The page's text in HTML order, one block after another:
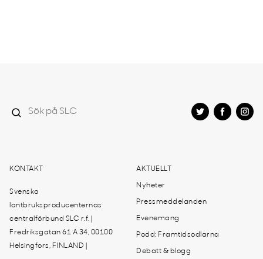
KONTAKT
Svenska
lantbruksproducenternas
centralförbund SLC r.f. |
Fredriksgatan 61 A 34, 00100
Helsingfors, FINLAND |
AKTUELLT
Nyheter
Pressmeddelanden
Evenemang
Podd: Framtidsodlarna
Debatt & blogg